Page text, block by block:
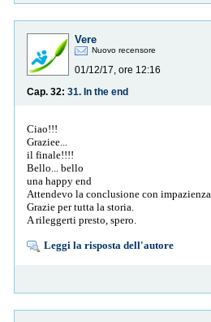
Vere
Nuovo recensore
01/12/17, ore 12:16
Cap. 32: 31. In the end
Ciao!!!
Graziee...
il finale!!!!
Bello... bello
una happy end
Attendevo la conclusione con impazienza.
Grazie per tutta la storia.
A rileggerti presto, spero.
Leggi la risposta dell'autore